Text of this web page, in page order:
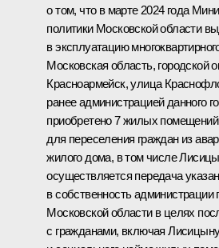
о том, что в марте 2024 года
политики Московской области
в эксплуатацию
Московская область, городской
Красноармейск, улица
ранее администрацией данного
приобретено 7 жилых
для переселения граждан из
жилого дома, в том числе
осуществляется передача
в собственность администрации
Московской области в целях
с гражданами, включая